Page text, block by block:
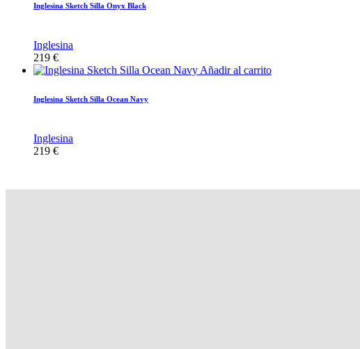
Inglesina Sketch Silla Onyx Black
Inglesina
219 €
Añadir al carrito
Inglesina Sketch Silla Ocean Navy
Inglesina
219 €